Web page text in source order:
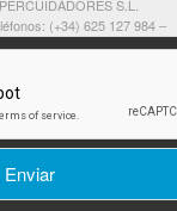
S.L.
(+34) 625 127 984 –
así como proporcionarle
que pudiera resultar de su
impartida por
comunicamos sus datos fuera
o empresas afines.